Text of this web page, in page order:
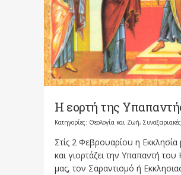
Η εορτή της
Κατηγορίες: Θεολογία και Ζωή,
Στίς 2 Φεβρουαρίου η Εκκλησία
και γιορτάζει την Υπαπαντή του
μας, τον Σαραντισμό ή